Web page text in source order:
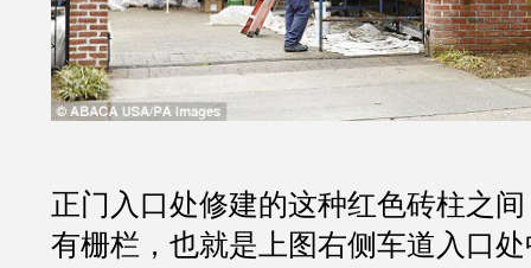
正门入口处修建的这种红色砖柱之
有栅栏，也就是上图右侧车道入口